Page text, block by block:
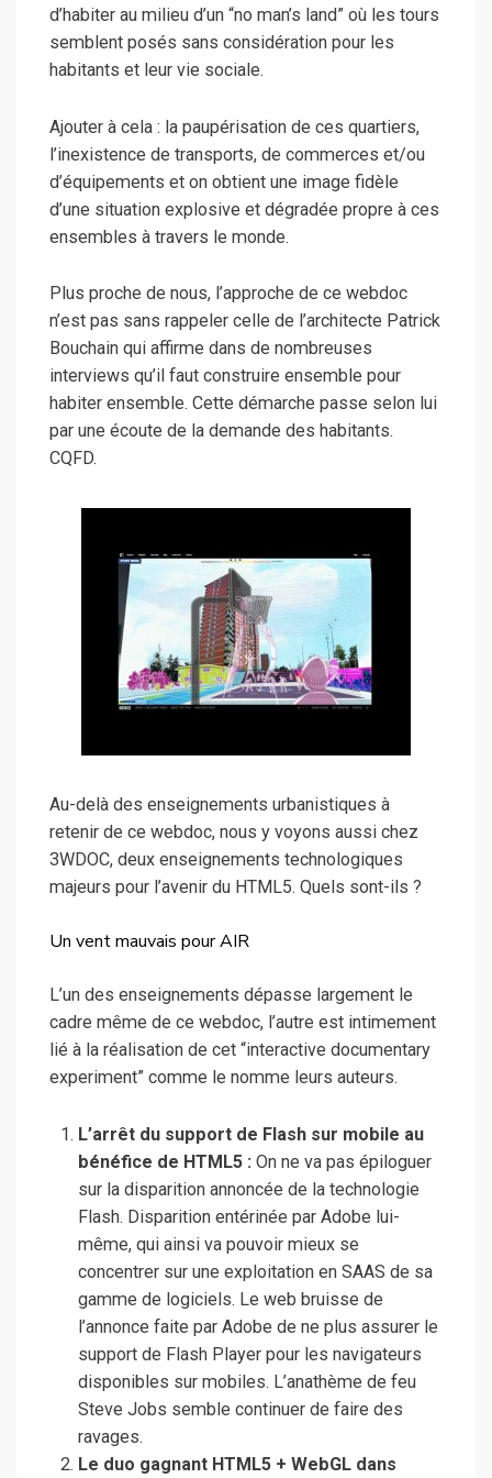
d’habiter au milieu d’un “no man’s land” où les tours
semblent posés sans considération pour les
habitants et leur vie sociale.
Ajouter à cela : la paupérisation de ces quartiers,
l’inexistence de transports, de commerces et/ou
d’équipements et on obtient une image fidèle
d’une situation explosive et dégradée propre à ces
ensembles à travers le monde.
Plus proche de nous, l’approche de ce webdoc
n’est pas sans rappeler celle de l’architecte Patrick
Bouchain qui affirme dans de nombreuses
interviews qu’il faut construire ensemble pour
habiter ensemble. Cette démarche passe selon lui
par une écoute de la demande des habitants.
CQFD.
Au-delà des enseignements urbanistiques à
retenir de ce webdoc, nous y voyons aussi chez
3WDOC, deux enseignements technologiques
majeurs pour l’avenir du HTML5. Quels sont-ils ?
Un vent mauvais pour AIR
L’un des enseignements dépasse largement le
cadre même de ce webdoc, l’autre est intimement
lié à la réalisation de cet “interactive documentary
experiment” comme le nomme leurs auteurs.
L’arrêt du support de Flash sur mobile au
bénéfice de HTML5 : On ne va pas épiloguer
sur la disparition annoncée de la technologie
Flash. Disparition entérinée par Adobe lui-
même, qui ainsi va pouvoir mieux se
concentrer sur une exploitation en SAAS de sa
gamme de logiciels. Le web bruisse de
l’annonce faite par Adobe de ne plus assurer le
support de Flash Player pour les navigateurs
disponibles sur mobiles. L’anathème de feu
Steve Jobs semble continuer de faire des
ravages.
Le duo gagnant HTML5 + WebGL dans